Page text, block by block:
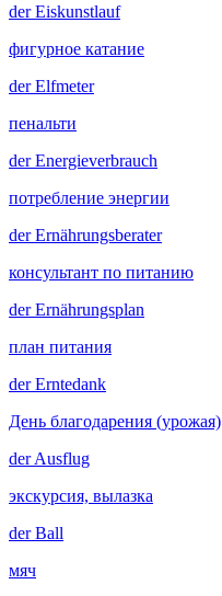
derEiskunstlauf
фигурное катание
derElfmeter
пенальти
derEnergieverbrauch
потребление энергии
derErnährungsberater
консультант по питанию
derErnährungsplan
план питания
derErntedank
День благодарения (урожая)
derAusflug
экскурсия, вылазка
derBall
мяч